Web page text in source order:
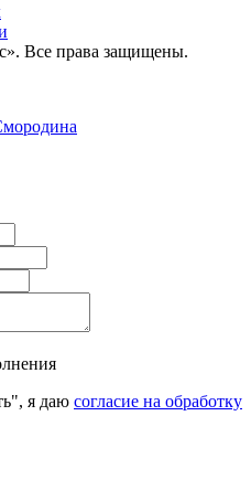
Все права защищены.
я даю согласие на обработку